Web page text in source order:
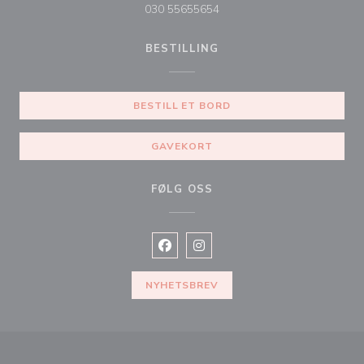
030 55655654
BESTILLING
BESTILL ET BORD
GAVEKORT
FØLG OSS
Facebook ((åpner i et nytt vindu))
Instagram ((åpner i et nytt
NYHETSBREV